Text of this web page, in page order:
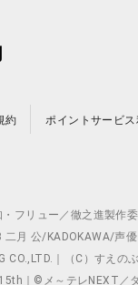
約 ポイントサービ
リュー／徹之進製作
月 公/KADOKAWA/声
｜（C）すえの
｜©メ～テレNEXT／